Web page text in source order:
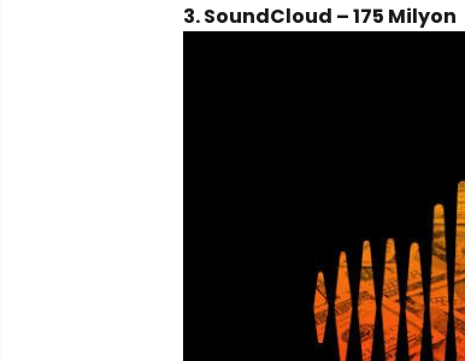
3. SoundCloud – 175 Milyon